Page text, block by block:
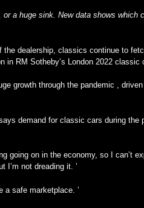
a huge sink. New data shows which
dealership, classics continue to
RM Sotheby’s London 2022 classic
growth through the pandemic ,
says demand for classic cars during the
going on in the economy, so I can’t
I’m not dreading it. ’
a safe marketplace. ’